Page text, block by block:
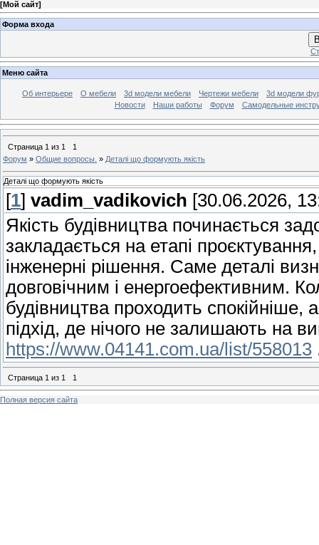
[Мой сайт]
Форма входа
Меню сайта
Об интерьере О мебели 3d модели мебели Чертежи мебели
3d модели
Новости
Наши работы Форум Самодельные
Страница 1 из 1
1
Форум » Общие вопросы. » Деталі що формують якість
Деталі що формують якість
[1] vadim_vadikovich [30.06.2026,
Якість будівництва починається
закладається на етапі
інженерні рішення. Саме деталі
довговічним і енергоефективним.
будівництва проходить спокійніше,
підхід, де нічого не залишають на
https://www.04141.com.ua/list/558013
Страница 1 из 1 1
Полная версия сайта